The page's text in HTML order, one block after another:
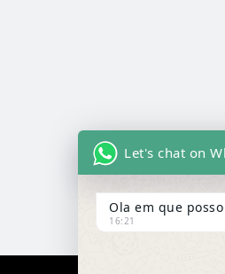
Let's chat on
Ola em que
16:21